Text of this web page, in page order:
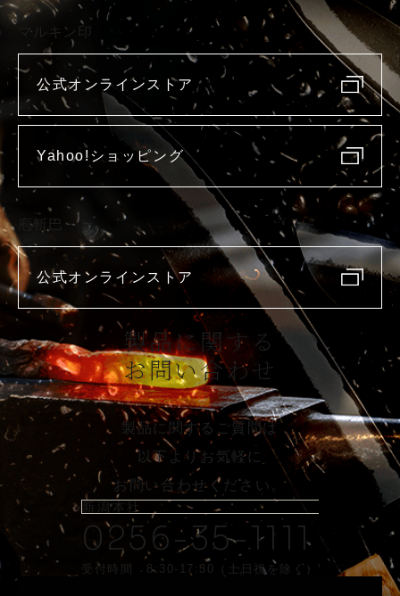
マルキン印
公式オンラインストア
Yahoo!ショッピング
庖斬巴
公式オンラインストア
製品に関する
お問い合わせ
製品に関するご質問は
以下よりお気軽に
お問い合わせください。
新潟本社
0256-35-1111
受付時間 8:30-17:30（土日祝を除く）